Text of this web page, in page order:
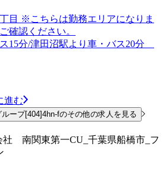
目 ※こちらは勤務エリアになりま
確認ください。
15分/津田沼駅より車・バス20分
進む
ープ[404]4hn-fのその他の求人を見る
社 南関東第一CU_千葉県船橋市_フ